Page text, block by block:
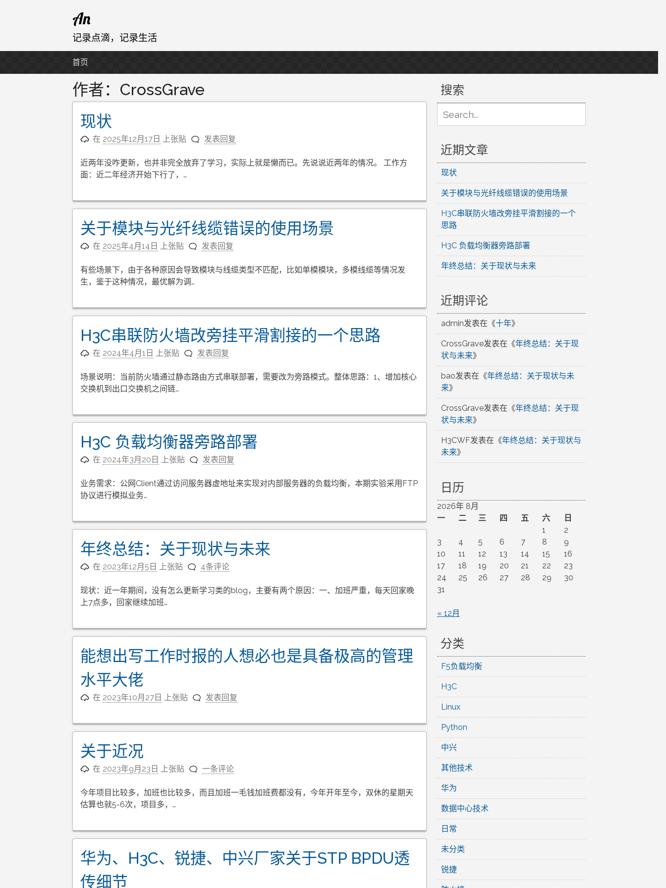
跳
至
内
An
记录点滴，记录生活
首页
作者： CrossGrave
现状
在 2025年12月17日 上张贴 发表回复
近两年没咋更新，也并非完全放弃了学习，实际上就是懒而已。先说说近两年的情况。 工作方
面：近二年经济开始下行了，…
关于模块与光纤线缆错误的使用场景
在 2025年4月14日 上张贴 发表回复
有些场景下，由于各种原因会导致模块与线缆类型不匹配，比如单模模块，多模线缆等情况发
生，鉴于这种情况，最优解为调…
H3C串联防火墙改旁挂平滑割接的一个思路
在 2024年4月1日 上张贴 发表回复
场景说明：当前防火墙通过静态路由方式串联部署，需要改为旁路模式。整体思路：1、增加核心
交换机到出口交换机之间链…
H3C 负载均衡器旁路部署
在 2024年3月20日 上张贴 发表回复
业务需求：公网Client通过访问服务器虚地址来实现对内部服务器的负载均衡，本期实验采用FTP
协议进行模拟业务…
年终总结：关于现状与未来
在 2023年12月5日 上张贴 4条评论
现状：近一年期间，没有怎么更新学习类的blog，主要有两个原因：一、加班严重，每天回家晚
上7点多，回家继续加班…
能想出写工作时报的人想必也是具备极高的管理
水平大佬
在 2023年10月27日 上张贴 发表回复
关于近况
在 2023年9月23日 上张贴 一条评论
今年项目比较多，加班也比较多，而且加班一毛钱加班费都没有，今年开年至今，双休的星期天
估算也就5-6次，项目多，…
华为、H3C、锐捷、中兴厂家关于STP BPDU透
传细节
搜索
for:
近期文章
现状
关于模块与光纤线缆错误的使用场景
H3C串联防火墙改旁挂平滑割接的一个
思路
H3C 负载均衡器旁路部署
年终总结：关于现状与未来
近期评论
admin发表在《十年》
CrossGrave发表在《年终总结：关于现
状与未来》
bao发表在《年终总结：关于现状与未
来》
CrossGrave发表在《年终总结：关于现
状与未来》
H3CWF发表在《年终总结：关于现状与
未来》
日历
2026年 8月
一
二 三 四 五 六
日
1
2
3
4 5 6 7 8
9
10
11 12 13 14 15
16
17
18 19 20 21 22
23
24
25 26 27 28 29
30
31
« 12月
分类
F5负载均衡
H3C
Linux
Python
中兴
其他技术
华为
数据中心技术
日常
未分类
锐捷